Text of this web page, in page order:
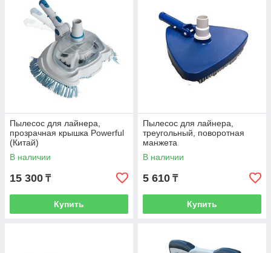
Пылесос для лайнера,
прозрачная крышка Powerful
(Китай)
В наличии
15 300 ₸
Купить
Пылесос для лайнера,
треугольный, поворотная
манжета
В наличии
5 610 ₸
Купить